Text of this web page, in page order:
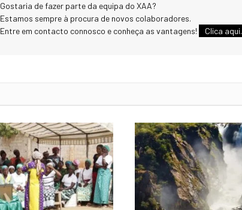
Gostaria de fazer parte da equipa do XAA?
Estamos sempre à procura de novos colaboradores.
Entre em contacto connosco e conheça as vantagens!
Clica aqui.